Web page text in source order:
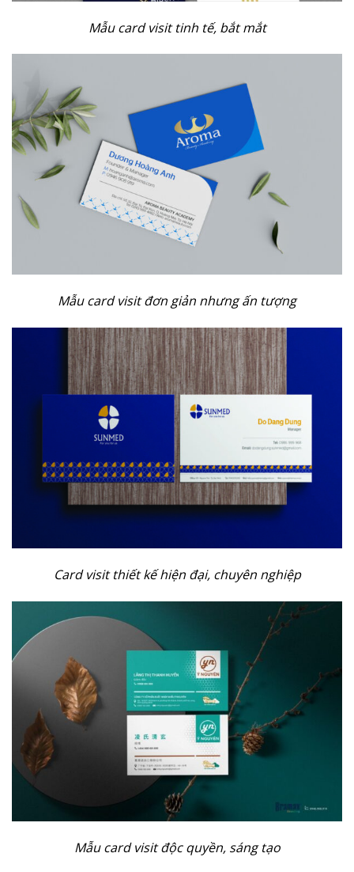
Mẫu card visit tinh tế, bắt mắt
Mẫu card visit đơn giản nhưng ấn tượng
Card visit thiết kế hiện đại, chuyên nghiệp
Mẫu card visit độc quyền, sáng tạo